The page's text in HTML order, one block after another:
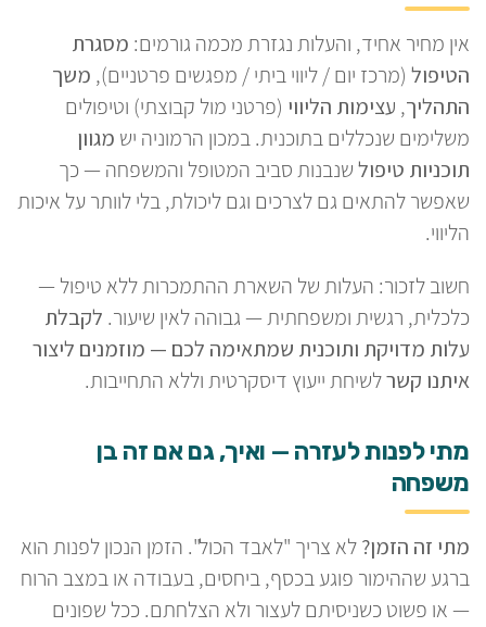
אין מחיר אחיד, והעלות נגזרת מכמה גורמים: מסגרת
הטיפול (מרכז יום / ליווי ביתי / מפגשים פרטניים), משך
התהליך, עצימות הליווי (פרטני מול קבוצתי) וטיפולים
משלימים שנכללים בתוכנית. במכון הרמוניה יש מגוון
תוכניות טיפולשנבנות סביב המטופל והמשפחה — כך
שאפשר להתאים גם לצרכים וגם ליכולת, בלי לוותר על איכות
הליווי.
חשוב לזכור: העלות של השארת ההתמכרות ללא טיפול —
כלכלית, רגשית ומשפחתית — גבוהה לאין שיעור. לקבלת
עלות מדויקת ותוכנית שמתאימה לכם — מוזמנים ליצור
איתנו קשרלשיחת ייעוץ דיסקרטית וללא התחייבות.
מתי לפנות לעזרה — ואיך, גם אם זה בן
משפחה
מתי זה הזמן?לא צריך "לאבד הכול". הזמן הנכון לפנות הוא
ברגע שההימור פוגע בכסף, ביחסים, בעבודה או במצב הרוח
— או פשוט כשניסיתם לעצור ולא הצלחתם. ככל שפונים